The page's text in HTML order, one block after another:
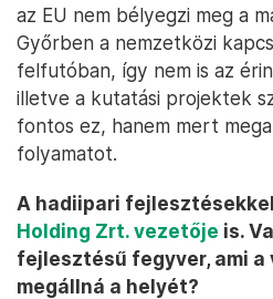
az EU nem bélyegzi meg a
Győrben a nemzetközi
felfutóban, így nem is az
illetve a kutatási projektek
fontos ez, hanem mert
folyamatot.
A hadiipari
Holding Zrt. vezetője is.
fejlesztésű fegyver, ami a
megállná a helyét?